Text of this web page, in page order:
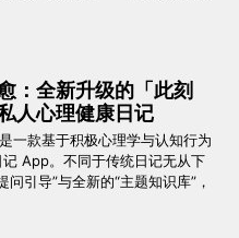
：全新升级的「此刻
人心理健康日记
一款基于积极心理学与认知行为
App。不同于传统日记无从下
引导”与全新的“主题知识库”，